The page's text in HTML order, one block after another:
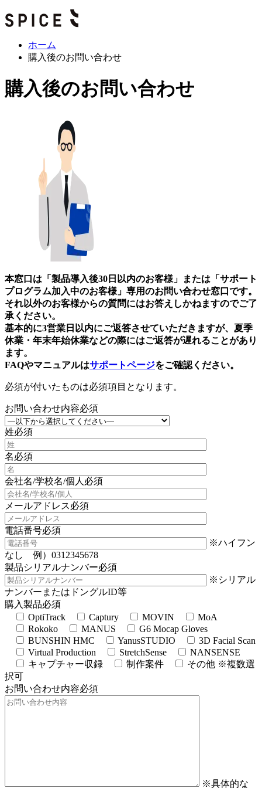
ホーム
購入後のお問い合わせ
購入後のお問い合わせ
本窓口は「製品導入後30日以内のお客様」または「サポート
プログラム加入中のお客様」専用のお問い合わせ窓口です。
それ以外のお客様からの質問にはお答えしかねますのでご了
承ください。
基本的に3営業日以内にご返答させていただきますが、夏季
休業・年末年始休業などの際にはご返答が遅れることがあり
ます。
FAQやマニュアルはサポートページをご確認ください。
必須が付いたものは必須項目となります。
お問い合わせ内容必須
姓必須
名必須
会社名/学校名/個人 必須
メールアドレス必須
電話番号必須
※ハイフン
なし 例）0312345678
製品シリアルナンバー必須
※シリアル
ナンバーまたはドングルID等
購入製品必須
OptiTrack
Captury MOVIN
MoA
Rokoko
MANUS
G6 Mocap Gloves
BUNSHIN HMC
YanusSTUDIO
3D Facial Scan
Virtual Production
StretchSense
NANSENSE
キャプチャー収録
制作案件 その他 ※複数選
択可
お問い合わせ内容必須
※具体的な